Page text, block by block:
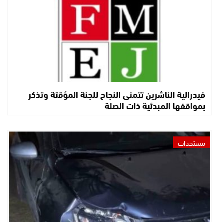
فيدرالية الناشرين تتمنى النجاح للجنة المؤقتة وتذكر
بمواقفها المبدئية ذات الصلة
مستجدات